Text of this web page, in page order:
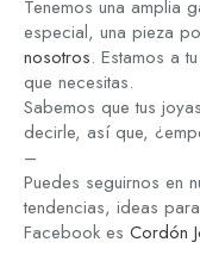
Tenemos una amplia
especial, una pieza
nosotros. Estamos a
que necesitas.
Sabemos que tus
decirle, así que,
–
Puedes seguirnos en
tendencias, ideas
Facebook es Cordón